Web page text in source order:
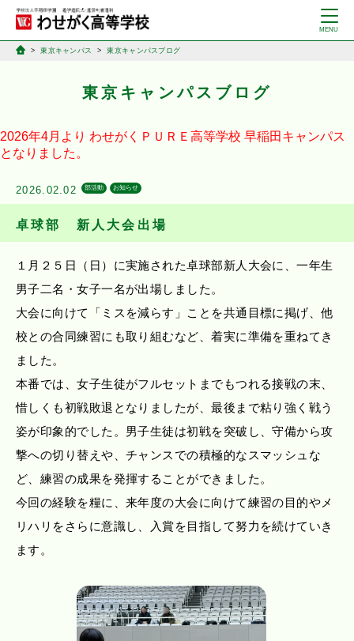
東京キャンパス 東京キャンパスブログ
東京キャンパスブログ
2026年4月より わせがくＰＵＲＥ高等学校 早稲田キャンパス
となりました。
2026.02.02 部活動 お知らせ
卓球部 新人大会出場
１月２５日（日）に実施された卓球部新人大会に、一年生
男子二名・女子一名が出場しました。
大会に向けて「ミスを減らす」ことを共通目標に掲げ、他
校との合同練習にも取り組むなど、着実に準備を重ねてき
ました。
本番では、女子生徒がフルセットまでもつれる接戦の末、
惜しくも初戦敗退となりましたが、最後まで粘り強く戦う
姿が印象的でした。男子生徒は初戦を突破し、守備から攻
撃への切り替えや、チャンスでの積極的なスマッシュな
ど、練習の成果を発揮することができました。
今回の経験を糧に、来年度の大会に向けて練習の目的やメ
リハリをさらに意識し、入賞を目指して努力を続けていき
ます。